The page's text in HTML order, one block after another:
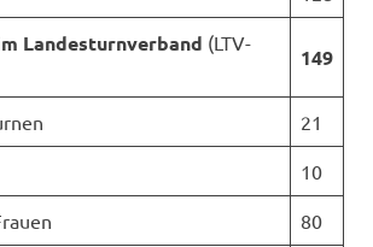
Landesturnverband (LTV-
149
21
10
80